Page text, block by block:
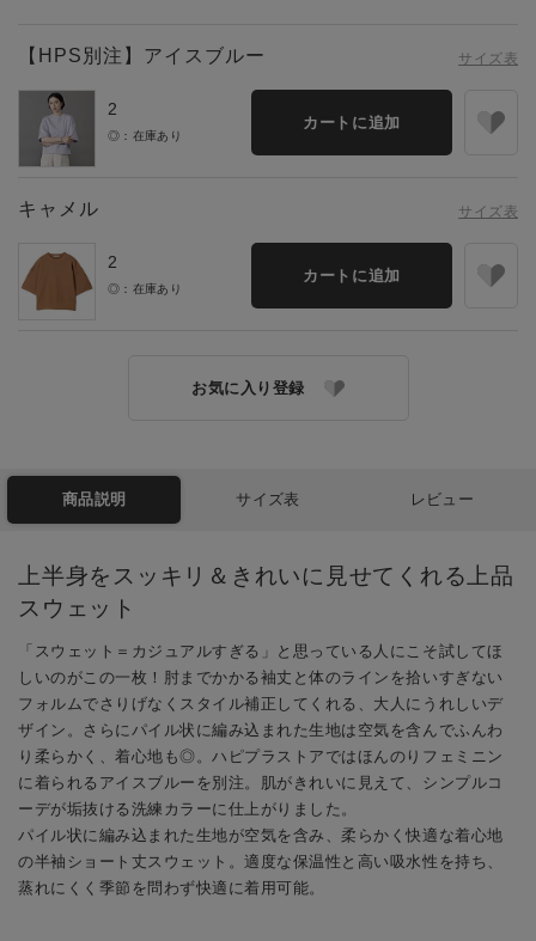
サイズ表
【HPS別注】アイスブルー
2
◎：在庫あり
カートに追加
サイズ表
キャメル
2
◎：在庫あり
カートに追加
お気に入り登録
商品説明 サイズ表 レビュー
上半身をスッキリ＆きれいに見せてくれる上品
スウェット
「スウェット＝カジュアルすぎる」と思っている人にこそ試してほ
しいのがこの一枚！肘までかかる袖丈と体のラインを拾いすぎない
フォルムでさりげなくスタイル補正してくれる、大人にうれしいデ
ザイン。さらにパイル状に編み込まれた生地は空気を含んでふんわ
り柔らかく、着心地も◎。ハピプラストアではほんのりフェミニン
に着られるアイスブルーを別注。肌がきれいに見えて、シンプルコ
ーデが垢抜ける洗練カラーに仕上がりました。
パイル状に編み込まれた生地が空気を含み、柔らかく快適な着心地
の半袖ショート丈スウェット。適度な保温性と高い吸水性を持ち、
蒸れにくく季節を問わず快適に着用可能。